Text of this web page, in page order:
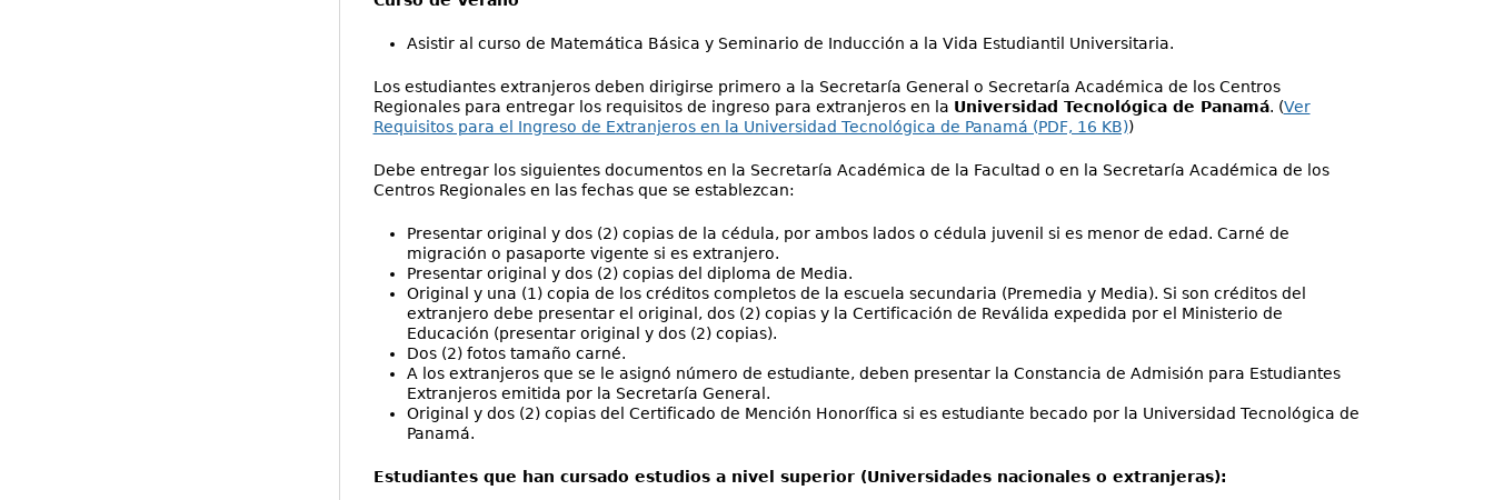
Asistir al curso de Matemática Básica y Seminario de Inducción a la Vida Estudiantil Universitaria.
Los estudiantes extranjeros deben dirigirse primero a la Secretaría General o Secretaría Académica de los Centros
Regionales para entregar los requisitos de ingreso para extranjeros en la Universidad Tecnológica de Panamá. (Ver
Requisitos para el Ingreso de Extranjeros en la Universidad Tecnológica de Panamá (PDF, 16 KB))
Debe entregar los siguientes documentos en la Secretaría Académica de la Facultad o en la Secretaría Académica de los
Centros Regionales en las fechas que se establezcan:
Presentar original y dos (2) copias de la cédula, por ambos lados o cédula juvenil si es menor de edad. Carné de
migración o pasaporte vigente si es extranjero.
Presentar original y dos (2) copias del diploma de Media.
Original y una (1) copia de los créditos completos de la escuela secundaria (Premedia y Media). Si son créditos del
extranjero debe presentar el original, dos (2) copias y la Certificación de Reválida expedida por el Ministerio de
Educación (presentar original y dos (2) copias).
Dos (2) fotos tamaño carné.
A los extranjeros que se le asignó número de estudiante, deben presentar la Constancia de Admisión para Estudiantes
Extranjeros emitida por la Secretaría General.
Original y dos (2) copias del Certificado de Mención Honorífica si es estudiante becado por la Universidad Tecnológica de
Panamá.
Estudiantes que han cursado estudios a nivel superior (Universidades nacionales o extranjeras):